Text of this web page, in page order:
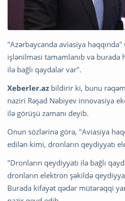
"Azərbaycanda aviasiya
işlənilməsi tamamlanıb və burada
ilə bağlı qaydalar var".
Xeberler.az bildirir ki, bunu
naziri Rəşad Nəbiyev innovasiya
ilə görüşü zamanı deyib.
Onun sözlərinə görə, "Aviasiya
edilən kimi, dronların qeydiyyatı
"Dronların qeydiyyatı ilə bağlı
dronların elektron şəkildə
Burada kifayət qədər mütərəqqi